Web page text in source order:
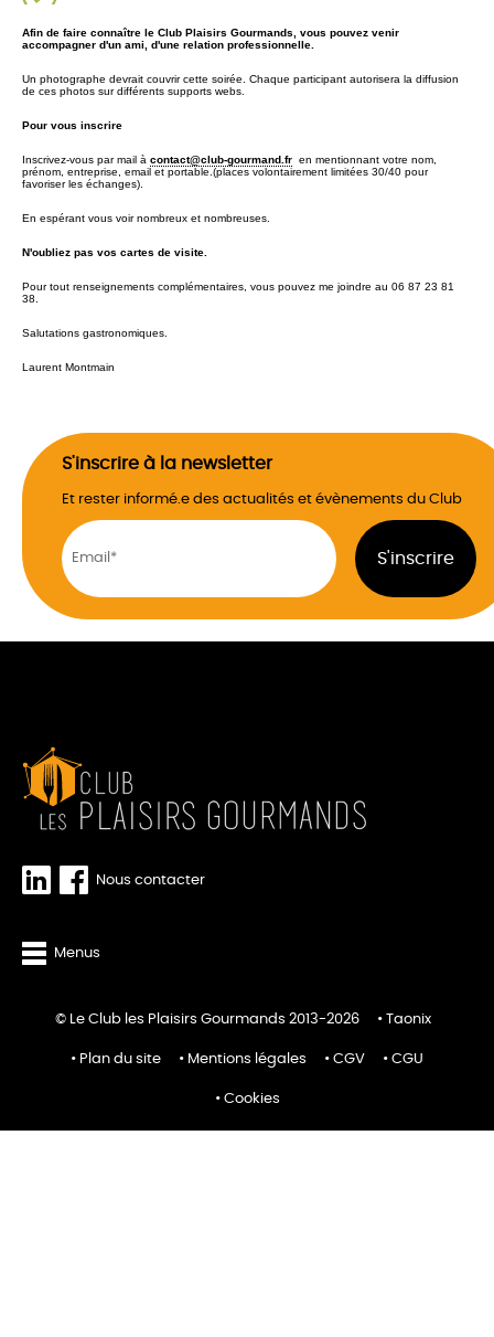
Afin de faire connaître le Club Plaisirs Gourmands, vous pouvez venir
accompagner d'un ami, d'une relation professionnelle.
Un photographe devrait couvrir cette soirée. Chaque participant autorisera la diffusion
de ces photos sur différents supports webs.
Pour vous inscrire
Inscrivez-vous par mail à contact@club-gourmand.fr en mentionnant votre nom,
prénom, entreprise, email et portable.(places volontairement limitées 30/40 pour
favoriser les échanges).
En espérant vous voir nombreux et nombreuses.
N'oubliez pas vos cartes de visite.
Pour tout renseignements complémentaires, vous pouvez me joindre au 06 87 23 81
38.
Salutations gastronomiques.
Laurent Montmain
S'inscrire à la newsletter
Et rester informé.e des actualités et évènements du Club
Nous contacter
Menus
© Le Club les Plaisirs Gourmands 2013-2026 Taonix
Plan du site Mentions légales CGV CGU
Cookies